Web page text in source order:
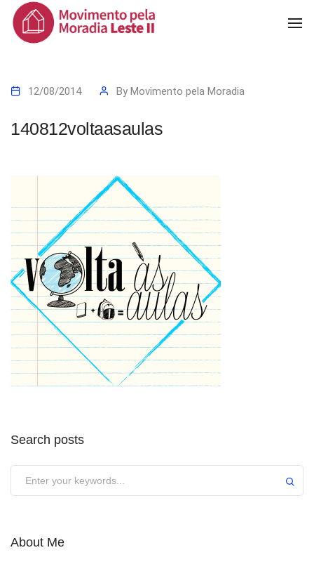
12/08/2014 By Movimento pela Moradia
140812voltaasaulas
Search posts
About Me